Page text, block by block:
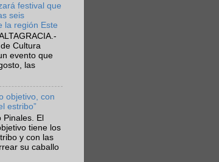
festival que
seis
la región Este
Cultura
evento que
las
objetivo, con
estribo”
Pinales. El
tiene los
y con las
su caballo